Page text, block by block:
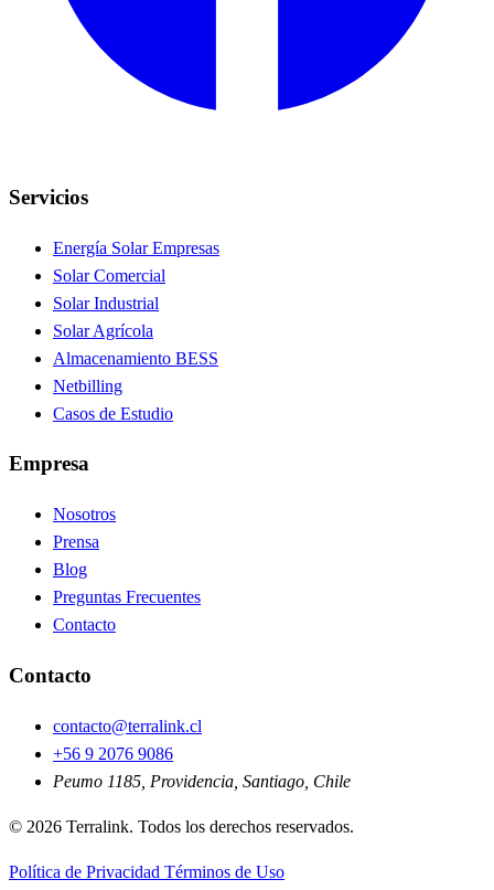
Servicios
Energía Solar Empresas
Solar Comercial
Solar Industrial
Solar Agrícola
Almacenamiento BESS
Netbilling
Casos de Estudio
Empresa
Nosotros
Prensa
Blog
Preguntas Frecuentes
Contacto
Contacto
contacto@terralink.cl
+56 9 2076 9086
Peumo 1185, Providencia, Santiago, Chile
© 2026 Terralink. Todos los derechos reservados.
Política de Privacidad Términos de Uso